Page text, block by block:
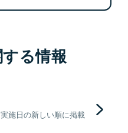
る情報
施日の新しい順に掲載